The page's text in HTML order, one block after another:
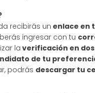
recibirás un enlace en
ingresar con tu
laverificación en
de tu
podrás descargar tu